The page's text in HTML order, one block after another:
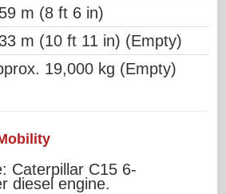
m (8 ft 6 in)
m (10 ft 11 in) (Empty)
19,000 kg (Empty)
Caterpillar C15 6-
diesel engine.